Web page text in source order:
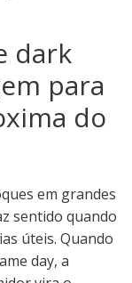
dark
para
do
em grandes
sentido quando
úteis. Quando
day, a